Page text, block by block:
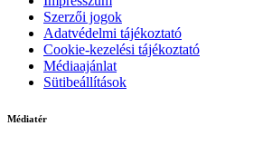
Szerzői jogok
Adatvédelmi tájékoztató
Cookie-kezelési tájékoztató
Médiaajánlat
Sütibeállítások
Médiatér